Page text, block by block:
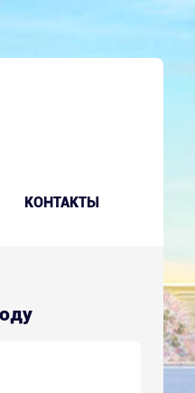
КОНТАКТЫ